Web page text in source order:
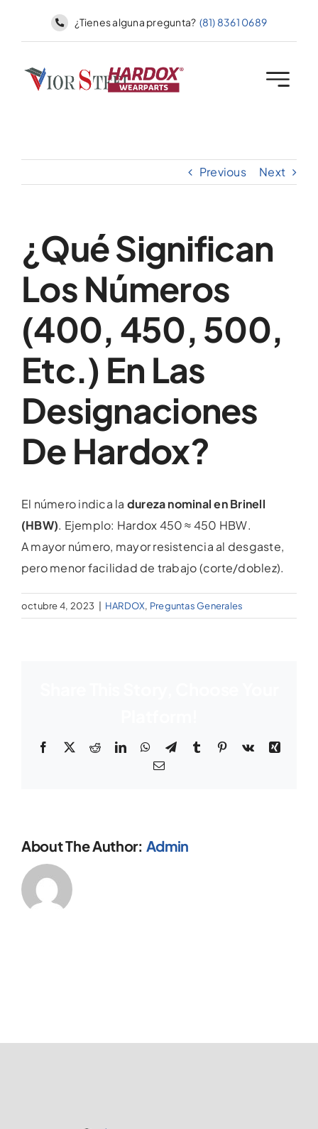
¿Tienes alguna pregunta? (81) 8361 0689
Previous Next
¿Qué Significan
Los Números
(400, 450, 500,
Etc.) En Las
Designaciones
De Hardox?
El número indica la dureza nominal en Brinell
(HBW). Ejemplo: Hardox 450 ≈ 450 HBW.
A mayor número, mayor resistencia al desgaste,
pero menor facilidad de trabajo (corte/doblez).
octubre 4, 2023 HARDOX, Preguntas Generales
Facebook
X RedditLinkedInWhatsApp
TelegramTumblr Pinterest
Vk
Xing
Email
About The Author: Admin